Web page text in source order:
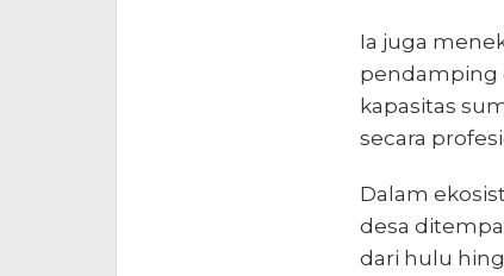
Ia juga
pendamping
kapasitas
secara
Dalam
desa
dari hulu